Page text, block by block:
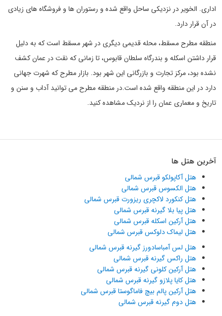
اداری. الخویر در نزدیکی ساحل واقع شده و رستوران ها و فروشگاه های زیادی
در آن قرار دارد.
منطقه مطرح مسقط، محله قدیمی دیگری در شهر مسقط است که به دلیل
قرار داشتن اسکله و بندرگاه سلطان قابوس، تا زمانی که نقت در عمان کشف
نشده بود، مرکز تجارت و بازرگانی این شهر بود. بازار مطرح که شهرت جهانی
دارد در این منطقه واقع شده است.در منطقه مطرح می توانید آداب و سنن و
تاریخ و معماری عمان را از نردیک مشاهده کنید.
آخرین هتل ها
هتل آکاپولکو قبرس شمالی
هتل الکسوس قبرس شمالی
هتل کنکورد لاکچری ریزورت قبرس شمالی
هتل پیا بلا گیرنه قبرس شمالی
هتل آرکین اسکله قبرس شمالی
هتل لیماک دلوکس قبرس شمالی
هتل لس آمباسادورز گیرنه قبرس شمالی
هتل راکس گیرنه قبرس شمالی
هتل آرکین کلونی گیرنه قبرس شمالی
هتل کایا پلازو گیرنه قبرس شمالی
هتل آرکین پالم بیچ فاماگوستا قبرس شمالی
هتل دوم گیرنه قبرس شمالی